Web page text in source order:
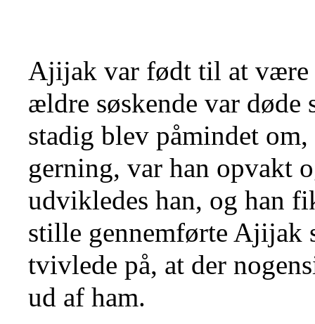
Ajijak var født til at være
ældre søskende var døde
stadig blev påmindet
gerning, var han opvakt
udvikledes han, og han
stille gennemførte Ajijak
tvivlede på, at der
ud af ham.